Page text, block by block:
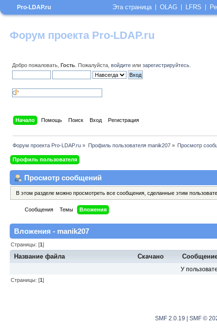
Форум проекта Pro-LDAP.ru
Добро пожаловать, Гость . Пожалуйста, войдите или зарегистрируйтесь
Начало Помощь Поиск Вход Регистрация
Форум проекта Pro-LDAP.ru » Профиль пользователя manik207» Просмотр
Профиль пользователя
Просмотр сообщений
В этом разделе можно просмотреть все сообщения, сделанные этим
Сообщения Темы Вложения
Вложения - manik207
Страницы: [1]
Название файла Скачано
У
Страницы: [1]
SMF 2.0.19 | SMF ©
Pro-LDAP.ru Эта страница OLAG LFRS